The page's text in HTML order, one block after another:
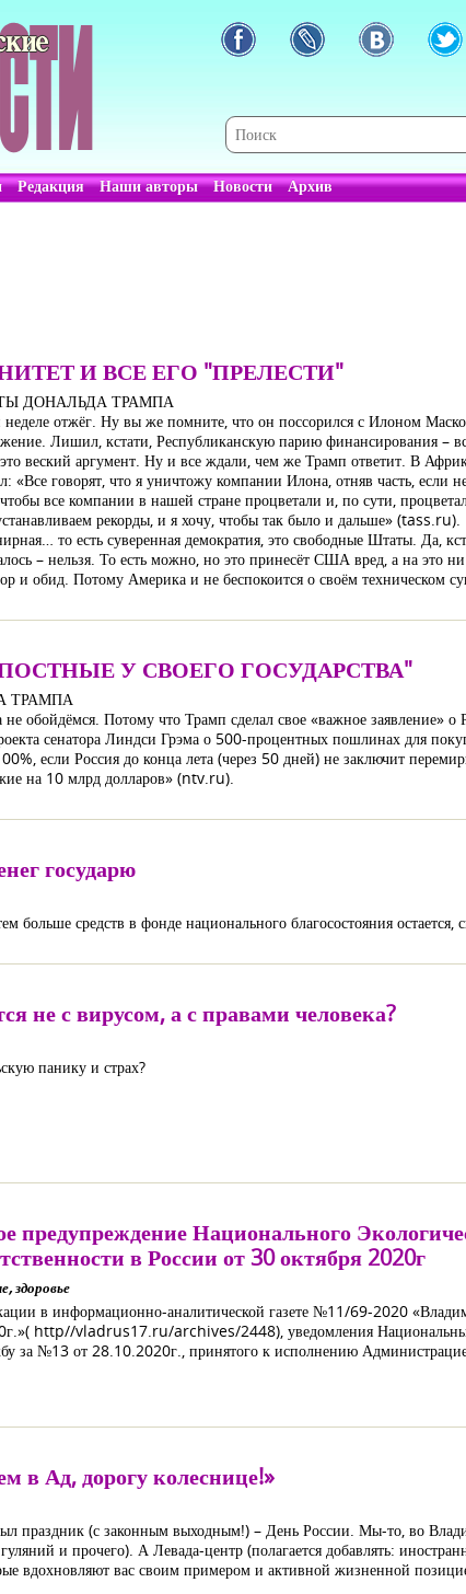
Редакция Наши авторы Новости Архив
И ВСЕ ЕГО "ПРЕЛЕСТИ"
ДОНАЛЬДА ТРАМПА
отжёг. Ну вы же помните, что он поссорился с Илоном
Лишил, кстати, Республиканскую парию финансирования –
это веский аргумент. Ну и все ждали, чем же Трамп ответит. В
«Все говорят, что я уничтожу компании Илона, отняв часть,
все компании в нашей стране процветали и, по сути,
рекорды, и я хочу, чтобы так было и дальше» (tass.ru).
то есть суверенная демократия, это свободные Штаты. Да,
– нельзя. То есть можно, но это принесёт США вред, а на
и обид. Потому Америка и не беспокоится о своём техническом
У СВОЕГО ГОСУДАРСТВА"
ТРАМПА
не обойдёмся. Потому что Трамп сделал свое «важное заявление»
сенатора Линдси Грэма о 500-процентных пошлинах для
если Россия до конца лета (через 50 дней) не заключит
на 10 млрд долларов» (ntv.ru).
государю
больше средств в фонде национального благосостояния
не с вирусом, а с правами человека?
панику и страх?
предупреждение Национального
в России от 30 октября 2020г
здоровье
в информационно-аналитической газете №11/69-2020
http//vladrus17.ru/archives/2448), уведомления
за №13 от 28.10.2020г., принятого к исполнению
в Ад, дорогу колеснице!»
праздник (с законным выходным!) – День России. Мы-то, во
гуляний и прочего). А Левада-центр (полагается добавлять:
вдохновляют вас своим примером и активной жизненной